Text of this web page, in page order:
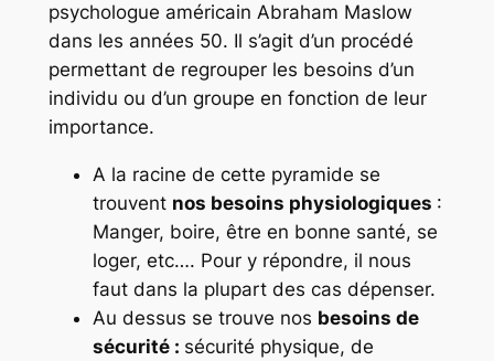
psychologue américain Abraham Maslow
dans les années 50. Il s’agit d’un procédé
permettant de regrouper les besoins d’un
individu ou d’un groupe en fonction de leur
importance.
A la racine de cette pyramide se
trouvent nos besoins physiologiques :
Manger, boire, être en bonne santé, se
loger, etc…. Pour y répondre, il nous
faut dans la plupart des cas dépenser.
Au dessus se trouve nos besoins de
sécurité : sécurité physique, de